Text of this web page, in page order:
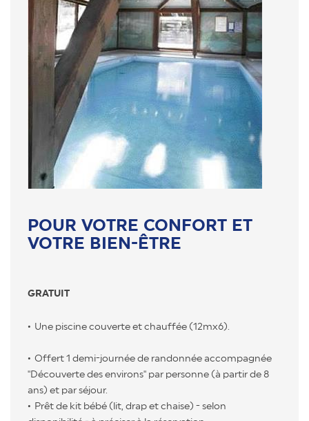
POUR VOTRE CONFORT ET
VOTRE BIEN-ÊTRE
GRATUIT
Une piscine couverte et chauffée (12mx6).
Offert 1 demi-journée de randonnée accompagnée
"Découverte des environs" par personne (à partir de 8
ans) et par séjour.
Prêt de kit bébé (lit, drap et chaise) - selon